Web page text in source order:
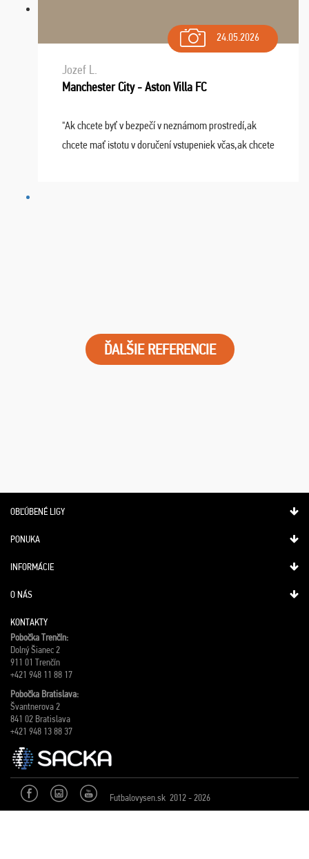
24.05.2026
Jozef L.
Manchester City - Aston Villa FC
"Ak chcete byť v bezpečí v neznámom prostredí,ak
chcete mať istotu v doručení vstupeniek včas,ak chcete
ĎALŠIE REFERENCIE
OBĽÚBENÉ LIGY
PONUKA
INFORMÁCIE
O NÁS
KONTAKTY
Pobočka Trenčín:
Dolný Šianec 2
911 01 Trenčín
+421 948 11 88 17
Pobočka Bratislava:
Švantnerova 2
841 02 Bratislava
+421 948 13 88 37
Futbalovysen.sk 2012 - 2026